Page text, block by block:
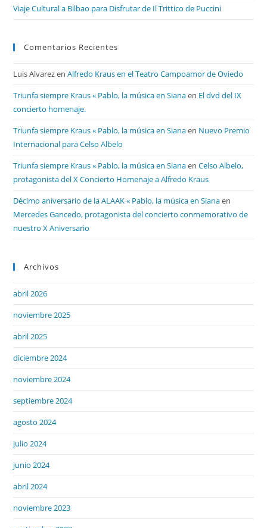
Viaje Cultural a Bilbao para Disfrutar de Il Trittico de Puccini
Comentarios Recientes
Luis AlvarezenAlfredo Kraus en el Teatro Campoamor de Oviedo
Triunfa siempre Kraus « Pablo, la música en Sianaen El dvd del IX
concierto homenaje.
Triunfa siempre Kraus « Pablo, la música en Sianaen Nuevo Premio
Internacional para Celso Albelo
Triunfa siempre Kraus « Pablo, la música en SianaenCelso Albelo,
protagonista del X Concierto Homenaje a Alfredo Kraus
Décimo aniversario de la ALAAK « Pablo, la música en Sianaen
Mercedes Gancedo, protagonista del concierto conmemorativo de
nuestro X Aniversario
Archivos
abril 2026
noviembre 2025
abril 2025
diciembre 2024
noviembre 2024
septiembre 2024
agosto 2024
julio 2024
junio 2024
abril 2024
noviembre 2023